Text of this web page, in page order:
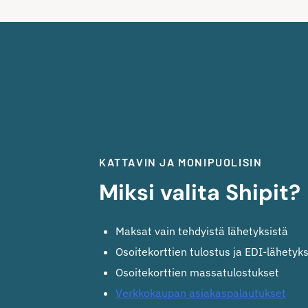
KATTAVIN JA MONIPUOLISIN
Miksi valita Shipit?
Maksat vain tehdyistä lähetyksistä
Osoitekorttien tulostus ja EDI-
Osoitekorttien massatulostukset
Verkkokaupan asiakaspalautukset